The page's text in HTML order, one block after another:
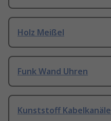
Holz Meißel
Funk Wand Uhren
Kunststoff Kabelkanäle